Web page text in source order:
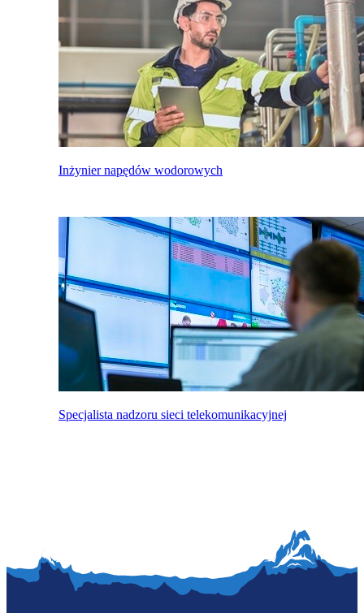
Inżynier napędów wodorowych
Specjalista nadzoru sieci telekomunikacyjnej